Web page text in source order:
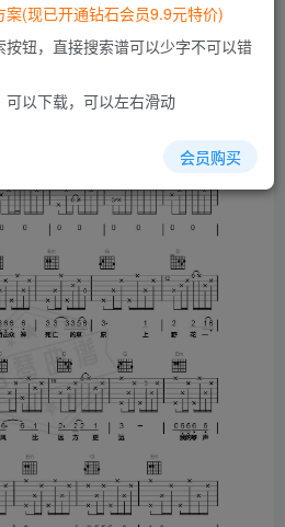
开通会员
(现已开通钻石会员9.9元特价)
钮，直接搜索谱可以少字不可以错
以下载，可以左右滑动
会员购买